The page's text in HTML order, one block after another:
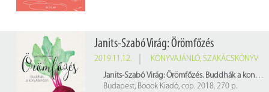
Janits-Szabó Virág: Örömfőzés
2019.11.12. KÖNYVAJÁNLÓ, SZAKÁCSKÖNYV
Janits-Szabó Virág: Örömfőzés. Buddhák a konyhámban
Budapest, Boook Kiadó, cop. 2018. 270 p.